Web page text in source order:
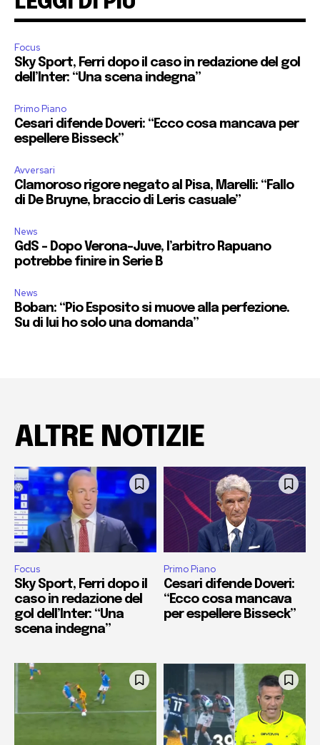
Focus
Sky Sport, Ferri dopo il caso in redazione del gol
dell’Inter: “Una scena indegna”
Primo Piano
Cesari difende Doveri: “Ecco cosa mancava per
espellere Bisseck”
Avversari
Clamoroso rigore negato al Pisa, Marelli: “Fallo
di De Bruyne, braccio di Leris casuale”
News
GdS – Dopo Verona-Juve, l’arbitro Rapuano
potrebbe finire in Serie B
News
Boban: “Pio Esposito si muove alla perfezione.
Su di lui ho solo una domanda”
ALTRE NOTIZIE
Focus
Sky Sport, Ferri dopo il
caso in redazione del
gol dell’Inter: “Una
scena indegna”
Primo Piano
Cesari difende Doveri:
“Ecco cosa mancava
per espellere Bisseck”